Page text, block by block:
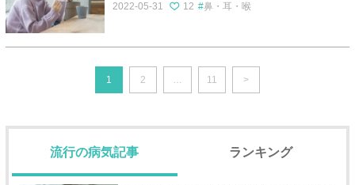
2022-05-31 12 鼻・耳・喉
1 2 … 11 >
流行の病気記事 ランキング